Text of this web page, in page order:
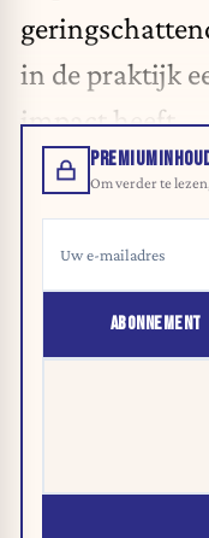
in de praktijk
impact heeft.
Om verder te
ABONNEMENT